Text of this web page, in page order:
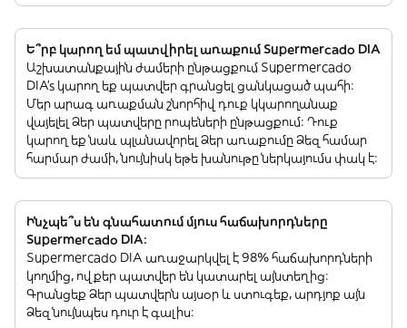
Ե՞րբ կարող եմ պատվիրել առաքում Supermercado DIA
Աշխատանքային ժամերի ընթացքում Supermercado
DIA’s կարող եք պատվեր գրանցել ցանկացած պահի:
Մեր արագ առաքման շնորհիվ դուք կկարողանաք
վայելել Ձեր պատվերը րոպեների ընթացքում: Դուք
կարող եք նաև պլանավորել Ձեր առաքումը Ձեզ համար
հարմար ժամի, նույնիսկ եթե խանութը ներկայումս փակ է:
Ինչպե՞ս են գնահատում մյուս հաճախորդները
Supermercado DIA:
Supermercado DIA առաջարկվել է 98% հաճախորդների
կողմից, ովքեր պատվեր են կատարել այնտեղից:
Գրանցեք Ձեր պատվերն այսօր և ստուգեք, արդյոք այն
Ձեզ նույնպես դուր է գալիս: